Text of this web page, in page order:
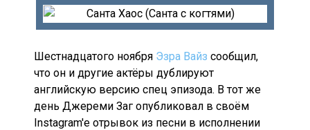
Шестнадцатого ноября Эзра Вайз сообщил,
что он и другие актёры дублируют
английскую версию спец эпизода. В тот же
день Джереми Заг опубликовал в своём
Instagram'e отрывок из песни в исполнении